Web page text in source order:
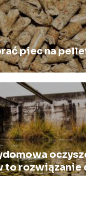
piec na
to rozwiązanie
Wady i zalety